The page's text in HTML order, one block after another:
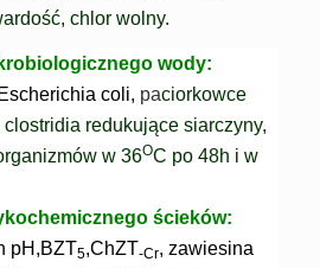
chlor wolny.
wody:
Escherichia coli, paciorkowce
clostridia redukujące siarczyny,
w 36OC po 48h i w
ścieków:
pH,BZT5,ChZT-Cr, zawiesina